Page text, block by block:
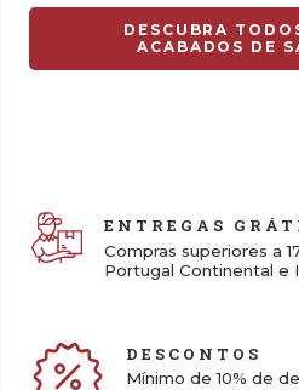
DESCUBRA
ACABADOS DE
ENTREGAS
Compras superiores a
Portugal Continental e
DESCONTOS
Mínimo de 10% de